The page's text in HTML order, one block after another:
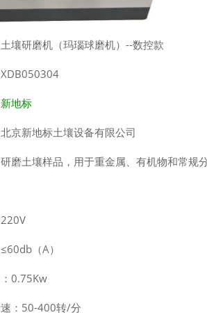
壤研磨机（玛瑙球磨机）--数控款
新地标
京新地标土壤设备有限公司
磨土壤样品，用于重金属、有机物和常规
（A）
0.75Kw
：50-400转/分